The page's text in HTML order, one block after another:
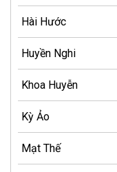
Hài Hước
Huyền Nghi
Khoa Huyễn
Kỳ Ảo
Mạt Thế